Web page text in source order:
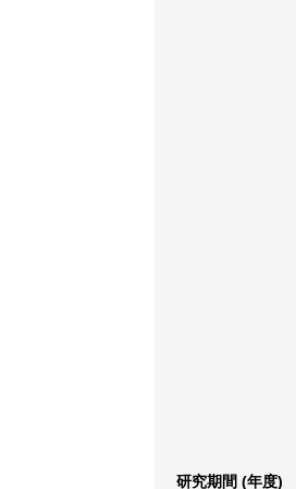
研究期間 (年度)